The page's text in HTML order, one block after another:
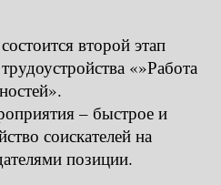
второй этап
«»Работа
– быстрое и
соискателей на
позиции.